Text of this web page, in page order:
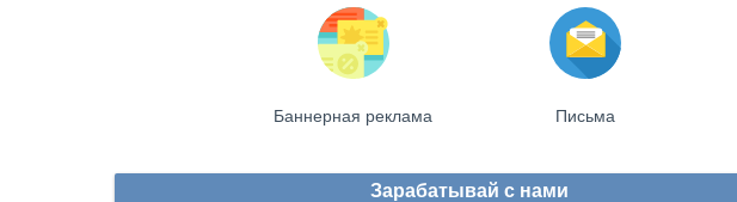
Баннерная реклама Письма
Зарабатывай с нами